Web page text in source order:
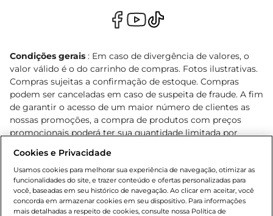
Condições gerais : Em caso de divergência de valores, o
valor válido é o do carrinho de compras. Fotos ilustrativas.
Compras sujeitas a confirmação de estoque. Compras
podem ser canceladas em caso de suspeita de fraude. A fim
de garantir o acesso de um maior número de clientes as
nossas promoções, a compra de produtos com preços
promocionais poderá ter sua quantidade limitada por
o e-commerce e válidos durante o dia de hoje, podendo
sofrer alterações sem prévia notificação. Proibida a venda
de bebidas alcoólicas para menores de 18 anos, conforme
Lei n.º 8069/90, art. 81, inciso II (Estatuto da Criança e do
Adolescente). Preços e condições exclusivos para o
Cookies e Privacidade
Usamos cookies para melhorar sua experiência de navegação, otimizar as
funcionalidades do site, e trazer conteúdo e ofertas personalizadas para
você, baseadas em seu histórico de navegação. Ao clicar em aceitar, você
concorda em armazenar cookies em seu dispositivo. Para informações
mais detalhadas a respeito de cookies, consulte nossa Política de